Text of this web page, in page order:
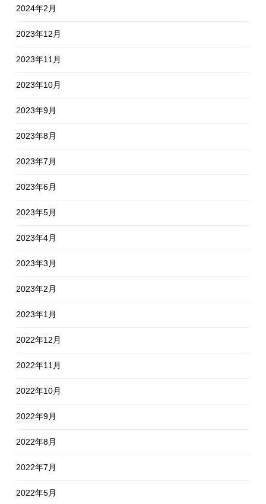
2024年2月
2023年12月
2023年11月
2023年10月
2023年9月
2023年8月
2023年7月
2023年6月
2023年5月
2023年4月
2023年3月
2023年2月
2023年1月
2022年12月
2022年11月
2022年10月
2022年9月
2022年8月
2022年7月
2022年5月